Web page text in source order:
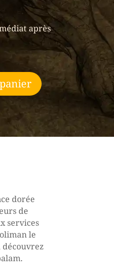
après
dorée
de
services
le